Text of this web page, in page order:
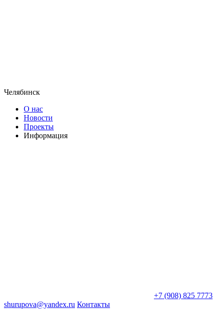
Челябинск
О нас
Новости
Проекты
Информация
+7 (908) 825 7773
shurupova@yandex.ru Контакты